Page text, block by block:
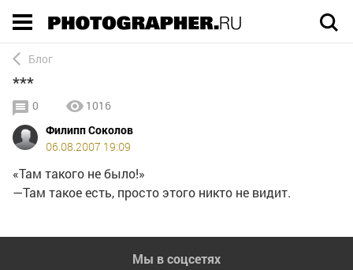
Блог
***
0
1016
Филипп Соколов
06.08.2007 19:09
«Там такого не было!»
—Там такое есть, просто этого никто не видит.
Мы в соцсетях